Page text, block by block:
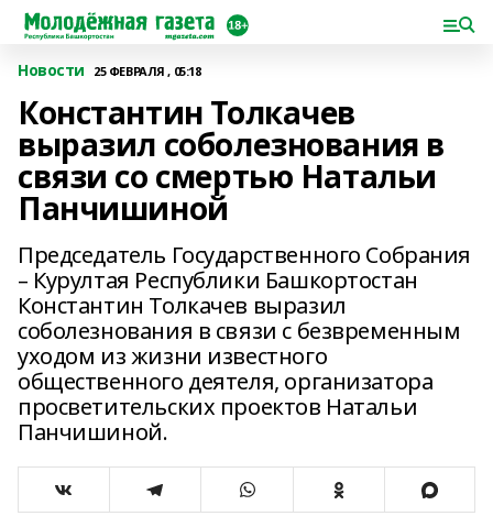
Новости 25 ФЕВРАЛЯ , 05:18
Константин Толкачев
выразил соболезнования в
связи со смертью Натальи
Панчишиной
Председатель Государственного Собрания
– Курултая Республики Башкортостан
Константин Толкачев выразил
соболезнования в связи с безвременным
уходом из жизни известного
общественного деятеля, организатора
просветительских проектов Натальи
Панчишиной.